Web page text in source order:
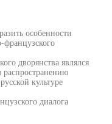
особенности
французского
дворянства являлся
культуре
диалога